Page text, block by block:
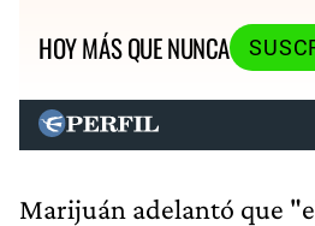
HOY MÁS QUE NUNCA
Marijuán adelantó que